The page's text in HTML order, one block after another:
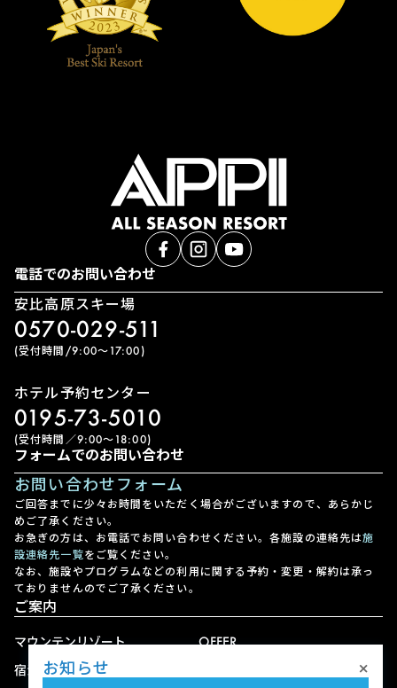
電話でのお問い合わせ
安比高原スキー場
0570-029-511
(受付時間/9:00〜17:00)
ホテル予約センター
0195-73-5010
(受付時間／9:00〜18:00)
フォームでのお問い合わせ
お問い合わせフォーム
ご回答までに少々お時間をいただく場合がございますので、あらかじ
めご了承ください。
お急ぎの方は、お電話でお問い合わせください。各施設の連絡先は施
設連絡先一覧をご覧ください。
なお、施設やプログラムなどの利用に関する予約・変更・解約は承っ
ておりませんのでご了承ください。
ご案内
マウンテンリゾート
宿泊
OFFER
お知らせ ×